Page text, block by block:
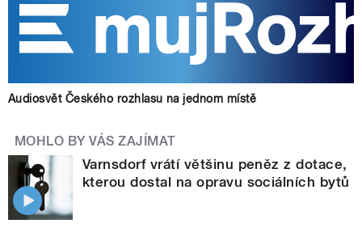
Audiosvět Českého rozhlasu na jednom místě
MOHLO BY VÁS ZAJÍMAT
Varnsdorf vrátí většinu peněz z dotace,
kterou dostal na opravu sociálních bytů